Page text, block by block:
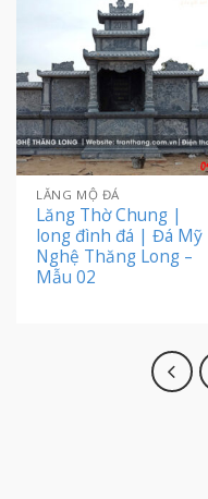
LĂNG MỘ ĐÁ
Lăng Thờ Chung |
long đình đá | Đá Mỹ
Nghệ Thăng Long –
Mẫu 02